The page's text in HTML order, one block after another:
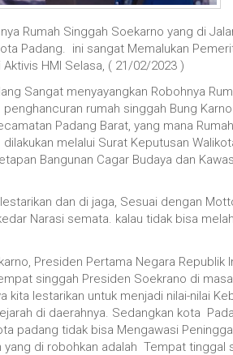
Rumah Singgah Soekarno yang di
Padang. ini sangat Memalukan
HMI Selasa, ( 21/02/2023 )
Sangat menyayangkan Robohnya
rumah singgah Bung
Padang Barat, yang mana
melalui Surat Keputusan
Bangunan Cagar Budaya dan
dan di jaga, Sesuai dengan
Narasi semata. kalau tidak bisa
Presiden Pertama Negara Republik
singgah Presiden Soekrano di
kita lestarikan untuk menjadi nilai-nilai
di daerahnya. Sedangkan kota
padang tidak bisa Mengawasi
yang di robohkan adalah Tempat